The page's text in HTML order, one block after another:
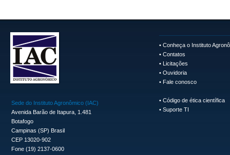
Sede do Instituto Agronômico (IAC)
Avenida Barão de Itapura, 1.481
Botafogo
Campinas (SP) Brasil
CEP 13020-902
Fone (19) 2137-0600
• Conheça o Instituto
• Contatos
• Licitações
• Ouvidoria
• Fale conosco
• Código de ética científica
• Suporte TI